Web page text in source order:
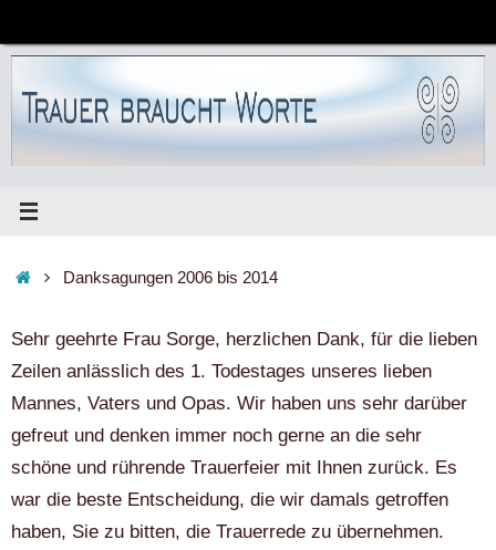
Inhalt
StartDanksagungen 2006 bis 2014
Sehr geehrte Frau Sorge, herzlichen Dank, für die lieben
Zeilen anlässlich des 1. Todestages unseres lieben
Mannes, Vaters und Opas. Wir haben uns sehr darüber
gefreut und denken immer noch gerne an die sehr
schöne und rührende Trauerfeier mit Ihnen zurück. Es
war die beste Entscheidung, die wir damals getroffen
haben, Sie zu bitten, die Trauerrede zu übernehmen.